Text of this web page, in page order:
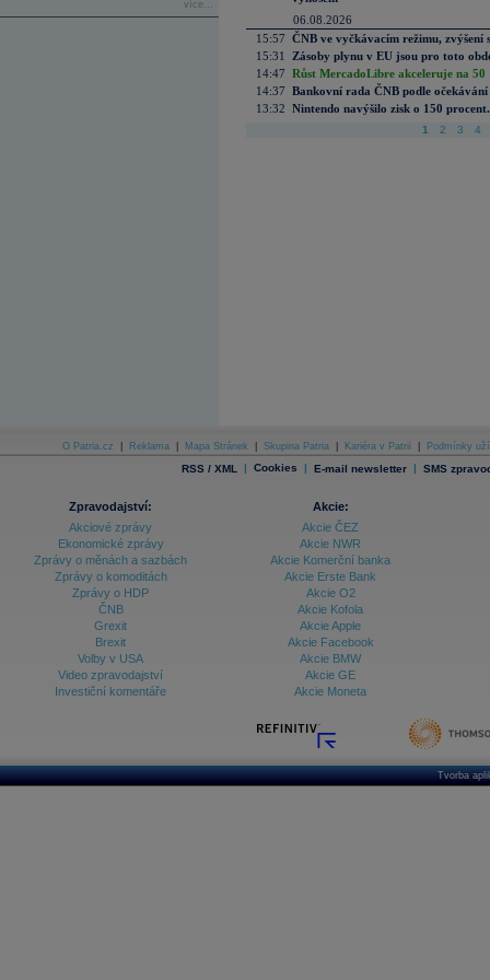
více...
06.08.2026
15:57 ČNB ve vyčkávacím režimu, zvýšení
15:31
Zásoby plynu v EU jsou pro toto
14:47 Růst MercadoLibre akceleruje na
14:37 Bankovní rada ČNB podle
13:32 Nintendo navýšilo zisk o 150
1 2 3 4
O Patria.cz Reklama Mapa Stránek Skupina Patria Kariéra v Patrii Podmínky
RSS / XML | Cookies | E-mail newsletter | SMS
Zpravodajství:
Akciové zprávy
Ekonomické zprávy
Zprávy o měnách a sazbách
Zprávy o komoditách
Zprávy o HDP
ČNB
Grexit
Brexit
Volby v USA
Video zpravodajství
Investiční komentáře
Akcie:
Akcie ČEZ
Akcie NWR
Akcie Komerční banka
Akcie Erste Bank
Akcie O2
Akcie Kofola
Akcie Apple
Akcie Facebook
Akcie BMW
Akcie GE
Akcie Moneta
Tvorba